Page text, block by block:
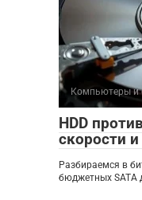
Компьютеры и
HDD
скорости
Разбираемся в
бюджетных SATA